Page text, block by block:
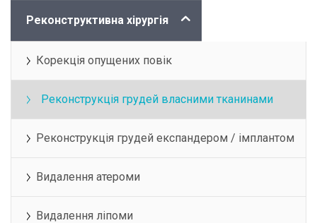
Реконструктивна хірургія
Корекція опущених повік
Реконструкція грудей власними тканинами
Реконструкція грудей експандером / імплантом
Видалення атероми
Видалення ліпоми